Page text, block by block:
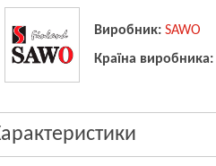
Виробник: SAWO
Країна виробника: